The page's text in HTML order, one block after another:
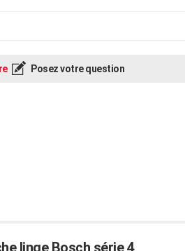
Posez votre question
linge Bosch série 4